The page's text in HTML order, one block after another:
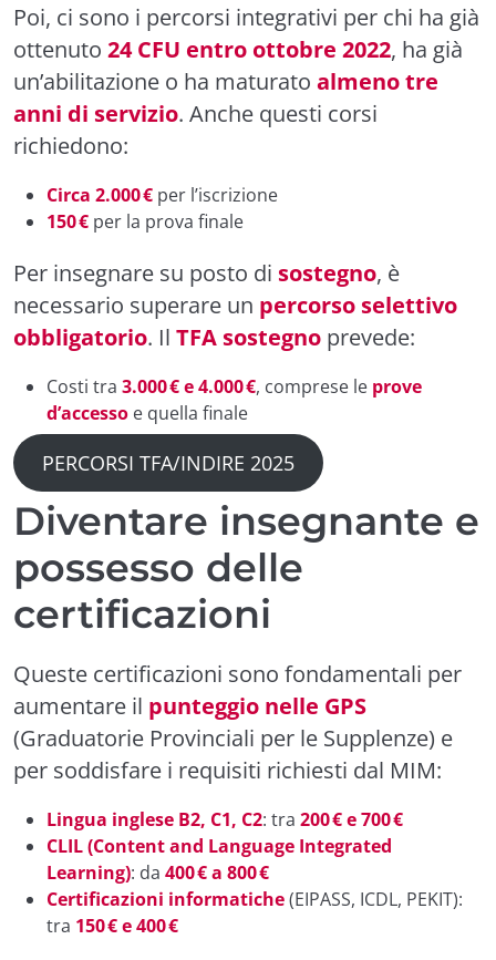
Poi, ci sono i percorsi integrativi per chi ha già
ottenuto 24 CFU entro ottobre 2022, ha già
un’abilitazione o ha maturato almeno tre
anni di servizio. Anche questi corsi
richiedono:
Circa 2.000 € per l’iscrizione
150 € per la prova finale
Per insegnare su posto di sostegno, è
necessario superare un percorso selettivo
obbligatorio. Il TFA sostegno prevede:
Costi tra 3.000 € e 4.000 €, comprese le prove
d’accesso e quella finale
PERCORSI TFA/INDIRE 2025
Diventare insegnante e
possesso delle
certificazioni
Queste certificazioni sono fondamentali per
aumentare il punteggio nelle GPS
(Graduatorie Provinciali per le Supplenze) e
per soddisfare i requisiti richiesti dal MIM:
Lingua inglese B2, C1, C2: tra 200 € e 700 €
CLIL (Content and Language Integrated
Learning): da 400 € a 800 €
Certificazioni informatiche(EIPASS, ICDL, PEKIT):
tra 150 € e 400 €